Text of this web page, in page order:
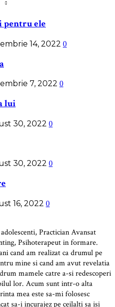
pentru ele
14, 2022 0
7, 2022 0
lui
30, 2022 0
30, 2022 0
16, 2022 0
Practician Avansat
Psihoterapeut in formare.
cand am realizat ca drumul pe
mine si cand am avut revelatia
mamele catre a-si redescoperi
lor. Acum sunt intr-o alta
mea este sa-mi folosesc
sa-i incurajez pe ceilalti sa isi